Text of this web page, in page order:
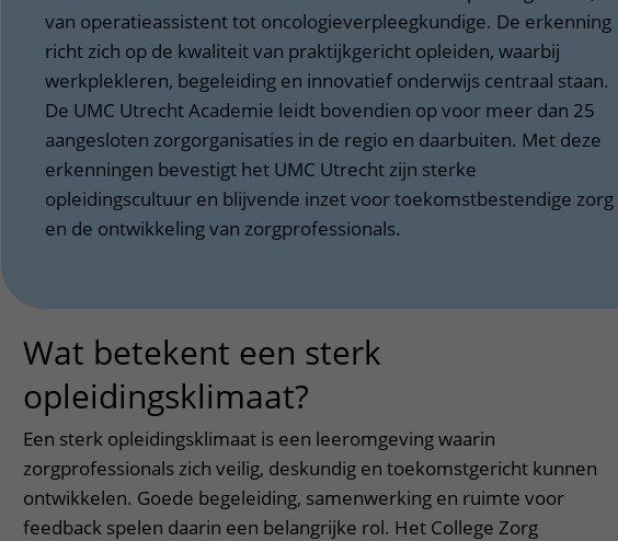
van operatieassistent tot oncologieverpleegkundige. De erkenning
richt zich op de kwaliteit van praktijkgericht opleiden, waarbij
werkplekleren, begeleiding en innovatief onderwijs centraal staan.
De UMC Utrecht Academie leidt bovendien op voor meer dan 25
aangesloten zorgorganisaties in de regio en daarbuiten. Met deze
erkenningen bevestigt het UMC Utrecht zijn sterke
opleidingscultuur en blijvende inzet voor toekomstbestendige zorg
en de ontwikkeling van zorgprofessionals.
Wat betekent een sterk
opleidingsklimaat?
Een sterk opleidingsklimaat is een leeromgeving waarin
zorgprofessionals zich veilig, deskundig en toekomstgericht kunnen
ontwikkelen. Goede begeleiding, samenwerking en ruimte voor
feedback spelen daarin een belangrijke rol. Het College Zorg